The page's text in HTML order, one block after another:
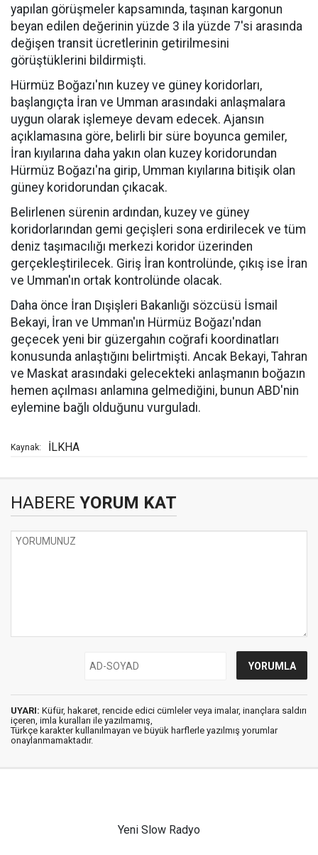
yapılan görüşmeler kapsamında, taşınan kargonun
beyan edilen değerinin yüzde 3 ila yüzde 7'si arasında
değişen transit ücretlerinin getirilmesini
görüştüklerini bildirmişti.
Hürmüz Boğazı'nın kuzey ve güney koridorları,
başlangıçta İran ve Umman arasındaki anlaşmalara
uygun olarak işlemeye devam edecek. Ajansın
açıklamasına göre, belirli bir süre boyunca gemiler,
İran kıyılarına daha yakın olan kuzey koridorundan
Hürmüz Boğazı'na girip, Umman kıyılarına bitişik olan
güney koridorundan çıkacak.
Belirlenen sürenin ardından, kuzey ve güney
koridorlarından gemi geçişleri sona erdirilecek ve tüm
deniz taşımacılığı merkezi koridor üzerinden
gerçekleştirilecek. Giriş İran kontrolünde, çıkış ise İran
ve Umman'ın ortak kontrolünde olacak.
Daha önce İran Dışişleri Bakanlığı sözcüsü İsmail
Bekayi, İran ve Umman'ın Hürmüz Boğazı'ndan
geçecek yeni bir güzergahın coğrafi koordinatları
konusunda anlaştığını belirtmişti. Ancak Bekayi, Tahran
ve Maskat arasındaki gelecekteki anlaşmanın boğazın
hemen açılması anlamına gelmediğini, bunun ABD'nin
eylemine bağlı olduğunu vurguladı.
Kaynak: İLKHA
HABERE YORUM KAT
UYARI: Küfür, hakaret, rencide edici cümleler veya imalar, inançlara saldırı
içeren, imla kuralları ile yazılmamış,
Türkçe karakter kullanılmayan ve büyük harflerle yazılmış yorumlar
onaylanmamaktadır.
Yeni Slow Radyo